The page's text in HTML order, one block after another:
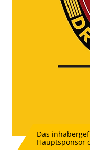
Das
Hauptsponsor